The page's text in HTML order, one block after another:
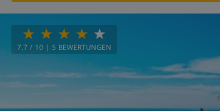
7.7 / 10 | 5 BEWERTUNGEN